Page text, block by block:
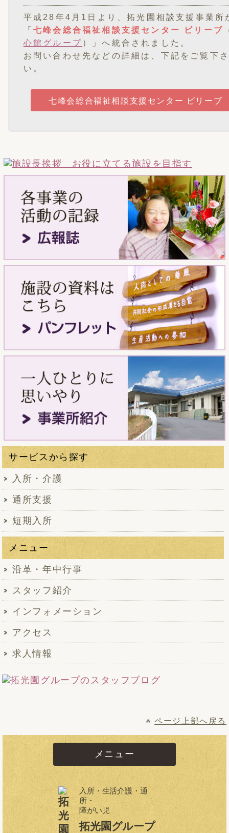
平成28年4月1日より、拓光園相談支援事業所
「七峰会総合福祉相談支援センター ビリーブ
心館グループ ）」へ統合されました。
お問い合わせ先などの詳細は、下記をご覧下
い。
七峰会総合福祉相談支援センター ビリーブ
サービスから探す
入所・介護
通所支援
短期入所
メニュー
沿革・年中行事
スタッフ紹介
インフォメーション
アクセス
求人情報
ページ上部へ戻る
メニュー
入所・生活介護・通
所・
障がい児
拓光園グループ